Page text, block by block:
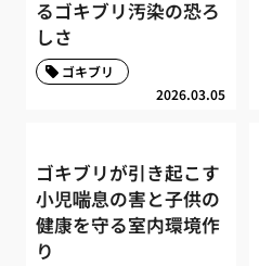
るゴキブリ汚染の恐ろ
しさ
2026.03.05
ゴキブリ
ゴキブリが引き起こす
小児喘息の害と子供の
健康を守る室内環境作
り